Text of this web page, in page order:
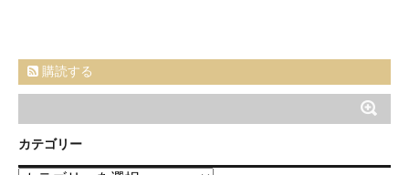
購読する
カテゴリー